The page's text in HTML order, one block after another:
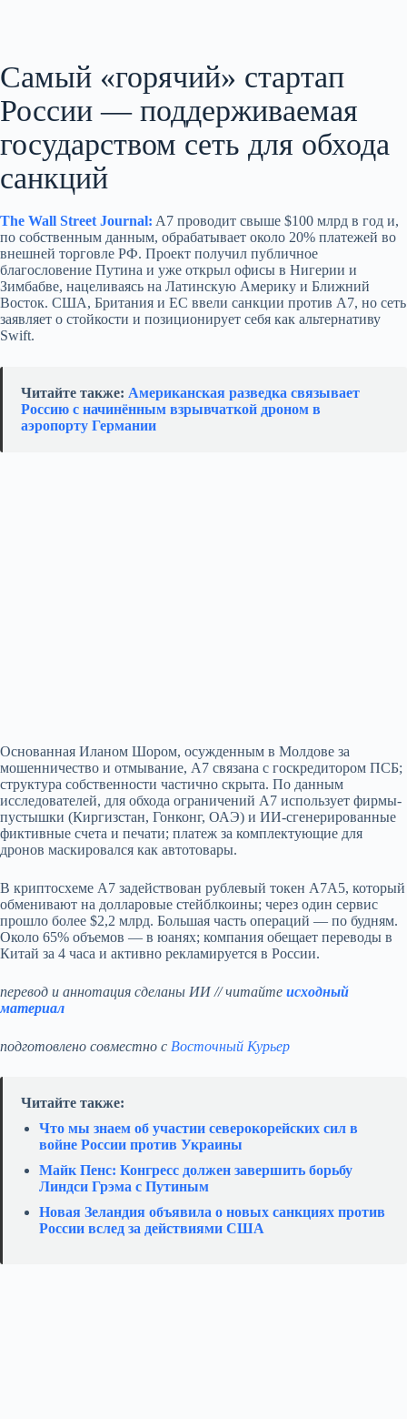
Самый «горячий» стартап
России — поддерживаемая
государством сеть для обхода
санкций
The Wall Street Journal: A7 проводит свыше $100 млрд в год и,
по собственным данным, обрабатывает около 20% платежей во
внешней торговле РФ. Проект получил публичное
благословение Путина и уже открыл офисы в Нигерии и
Зимбабве, нацеливаясь на Латинскую Америку и Ближний
Восток. США, Британия и ЕС ввели санкции против A7, но сеть
заявляет о стойкости и позиционирует себя как альтернативу
Swift.
Читайте также: Американская разведка связывает
Россию с начинённым взрывчаткой дроном в
аэропорту Германии
Основанная Иланом Шором, осужденным в Молдове за
мошенничество и отмывание, A7 связана с госкредитором ПСБ;
структура собственности частично скрыта. По данным
исследователей, для обхода ограничений A7 использует фирмы-
пустышки (Киргизстан, Гонконг, ОАЭ) и ИИ‑сгенерированные
фиктивные счета и печати; платеж за комплектующие для
дронов маскировался как автотовары.
В криптосхеме A7 задействован рублевый токен A7A5, который
обменивают на долларовые стейблкоины; через один сервис
прошло более $2,2 млрд. Большая часть операций — по будням.
Около 65% объемов — в юанях; компания обещает переводы в
Китай за 4 часа и активно рекламируется в России.
перевод и аннотация сделаны ИИ // читайте исходный
материал
подготовлено совместно с Восточный Курьер
Читайте также:
Что мы знаем об участии северокорейских сил в
войне России против Украины
Майк Пенс: Конгресс должен завершить борьбу
Линдси Грэма с Путиным
Новая Зеландия объявила о новых санкциях против
России вслед за действиями США